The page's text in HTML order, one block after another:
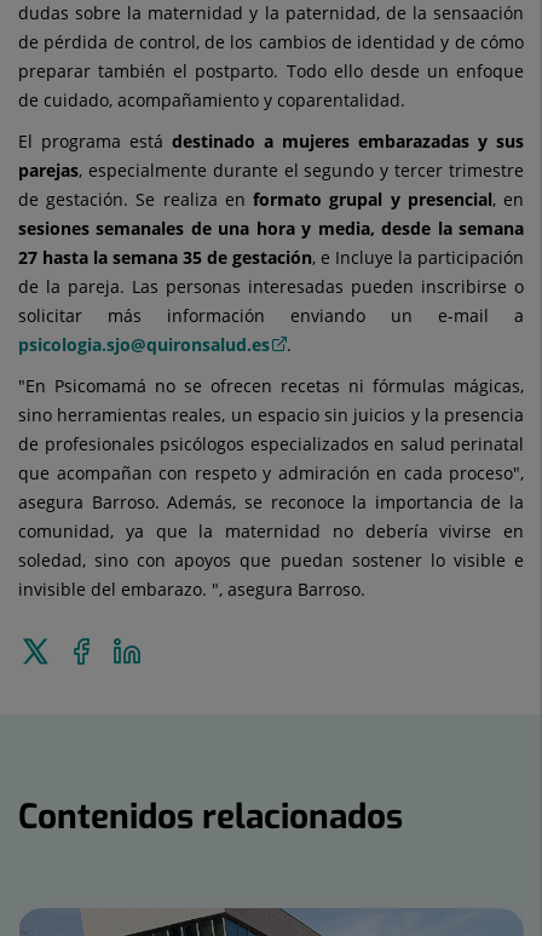
dudas sobre la maternidad y la paternidad, de la sensaación
de pérdida de control, de los cambios de identidad y de cómo
preparar también el postparto. Todo ello desde un enfoque
de cuidado, acompañamiento y coparentalidad.
El programa está destinado a mujeres embarazadas y sus
parejas, especialmente durante el segundo y tercer trimestre
de gestación. Se realiza enformato grupal y presencial, en
sesiones semanales de una hora y media, desde la semana
27 hasta la semana 35 de gestación, e Incluye la participación
de la pareja. Las personas interesadas pueden inscribirse o
solicitar más información enviando un e-mail a
psicologia.sjo@quironsalud.es
.
"En Psicomamá no se ofrecen recetas ni fórmulas mágicas,
sino herramientas reales, un espacio sin juicios y la presencia
de profesionales psicólogos especializados en salud perinatal
que acompañan con respeto y admiración en cada proceso",
asegura Barroso. Además, se reconoce la importancia de la
comunidad, ya que la maternidad no debería vivirse en
soledad, sino con apoyos que puedan sostener lo visible e
invisible del embarazo. ", asegura Barroso.
Enviar
Compartir
Contenidos relacionados